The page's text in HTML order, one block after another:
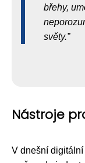
břehy,
světy.
Nástroje
V dnešní